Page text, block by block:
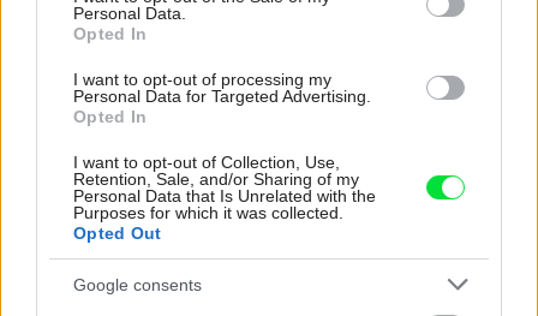
Personal Data.
Opted In
I want to opt-out of processing my
Personal Data for Targeted Advertising.
Opted In
I want to opt-out of Collection, Use,
Retention, Sale, and/or Sharing of my
Personal Data that Is Unrelated with the
Purposes for which it was collected.
Opted Out
Google consents
efektívne? Poradíme vám, ako sa o ňu starať,